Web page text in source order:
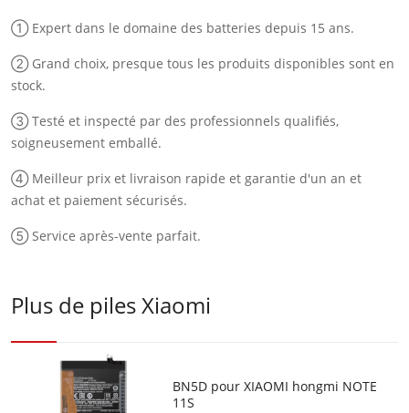
① Expert dans le domaine des batteries depuis 15 ans.
② Grand choix, presque tous les produits disponibles sont en
stock.
③ Testé et inspecté par des professionnels qualifiés,
soigneusement emballé.
④ Meilleur prix et livraison rapide et garantie d'un an et
achat et paiement sécurisés.
⑤ Service après-vente parfait.
Plus de piles Xiaomi
BN5D pour XIAOMI hongmi NOTE
11S